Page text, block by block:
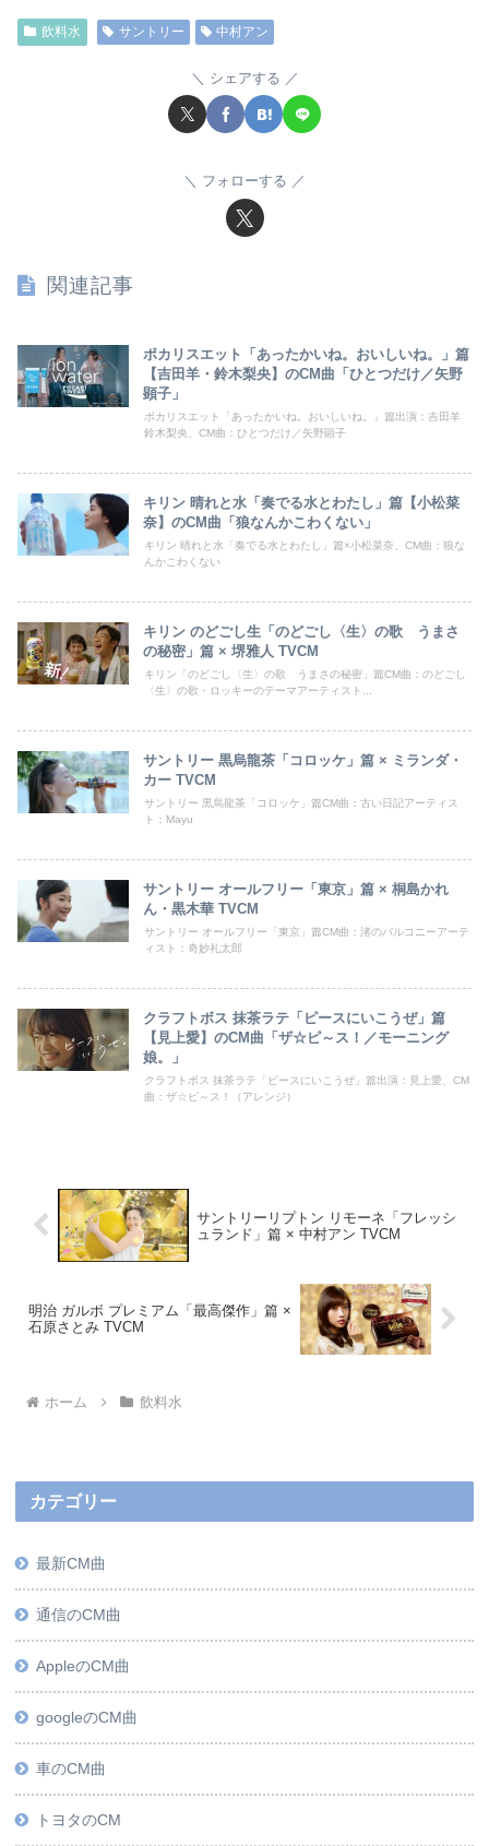
飲料水 サントリー 中村アン
シェアする
フォローする
関連記事
ポカリスエット「あったかいね。おいしいね。」篇
【吉田羊・鈴木梨央】のCM曲「ひとつだけ／矢野
顕子」
ポカリスエット「あったかいね。おいしいね。」篇出演：吉田羊
鈴木梨央、CM曲：ひとつだけ／矢野顕子
キリン 晴れと水「奏でる水とわたし」篇【小松菜
奈】のCM曲「狼なんかこわくない」
キリン 晴れと水「奏でる水とわたし」篇×小松菜奈、CM曲：狼な
んかこわくない
キリン のどごし生「のどごし〈生〉の歌 うまさ
の秘密」篇 × 堺雅人 TVCM
キリン「のどごし〈生〉の歌 うまさの秘密」篇CM曲：のどごし
〈生〉の歌・ロッキーのテーマアーティスト...
サントリー 黒烏龍茶「コロッケ」篇 × ミランダ・
カー TVCM
サントリー 黒烏龍茶「コロッケ」篇CM曲：古い日記アーティス
ト：Mayu
サントリー オールフリー「東京」篇 × 桐島かれ
ん・黒木華 TVCM
サントリー オールフリー「東京」篇CM曲：渚のバルコニーアーテ
ィスト：奇妙礼太郎
クラフトボス 抹茶ラテ「ピースにいこうぜ」篇
【見上愛】のCM曲「ザ☆ピ～ス！／モーニング
娘。」
クラフトボス 抹茶ラテ「ピースにいこうぜ」篇出演：見上愛、CM
曲：ザ☆ピ～ス！（アレンジ）
サントリーリプトン リモーネ「フレッシ
ュランド」篇 × 中村アン TVCM
明治 ガルボ プレミアム「最高傑作」篇 ×
石原さとみ TVCM
ホーム 飲料水
カテゴリー
最新CM曲
通信のCM曲
AppleのCM曲
googleのCM曲
車のCM曲
トヨタのCM